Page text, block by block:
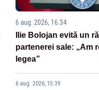
6 aug. 2026, 16:34
Ilie Bolojan evită un
partenerei sale: „Am
legea”
6 aug. 2026, 15:39